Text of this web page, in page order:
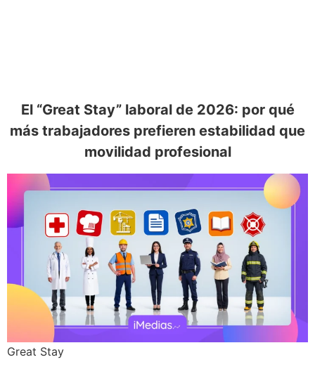
El “Great Stay” laboral de 2026: por qué
más trabajadores prefieren estabilidad que
movilidad profesional
Great Stay